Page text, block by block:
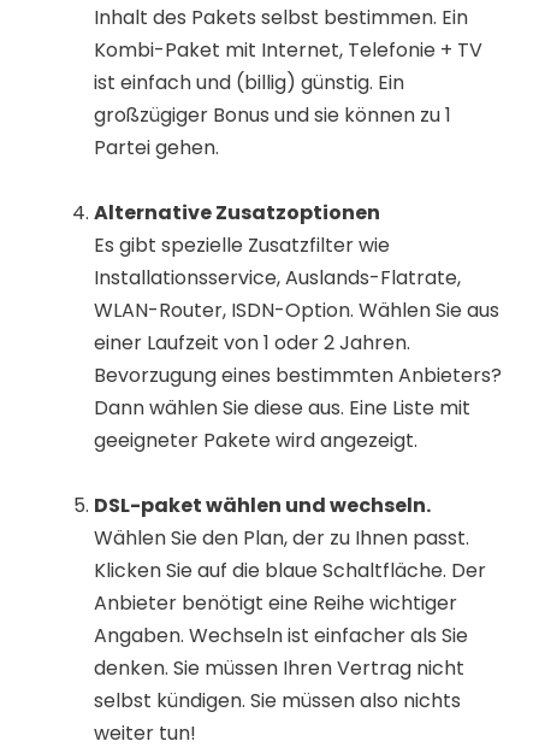
Inhalt des Pakets selbst bestimmen. Ein
Kombi-Paket mit Internet, Telefonie + TV
ist einfach und (billig) günstig. Ein
großzügiger Bonus und sie können zu 1
Partei gehen.
Alternative Zusatzoptionen
Es gibt spezielle Zusatzfilter wie
Installationsservice, Auslands-Flatrate,
WLAN-Router, ISDN-Option. Wählen Sie aus
einer Laufzeit von 1 oder 2 Jahren.
Bevorzugung eines bestimmten Anbieters?
Dann wählen Sie diese aus. Eine Liste mit
geeigneter Pakete wird angezeigt.
DSL-paket wählen und wechseln.
Wählen Sie den Plan, der zu Ihnen passt.
Klicken Sie auf die blaue Schaltfläche. Der
Anbieter benötigt eine Reihe wichtiger
Angaben. Wechseln ist einfacher als Sie
denken. Sie müssen Ihren Vertrag nicht
selbst kündigen. Sie müssen also nichts
weiter tun!